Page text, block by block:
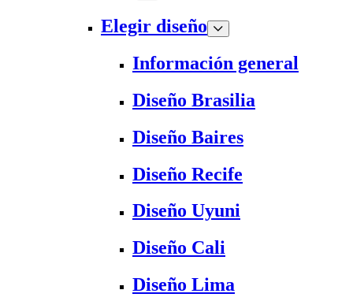
Elegir diseño
Información general
Diseño Brasilia
Diseño Baires
Diseño Recife
Diseño Uyuni
Diseño Cali
Diseño Lima